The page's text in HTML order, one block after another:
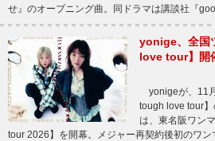
せ』のオープニング曲。同ドラマは講談社『
yonige、全国
love tour】開
yonigeが、11
tough love tour
は、東名阪ワン
tour 2026】を開幕。メジャー再契約後初のワ